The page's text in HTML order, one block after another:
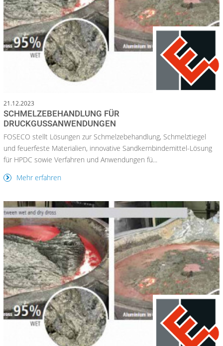
21.12.2023
SCHMELZEBEHANDLUNG FÜR
DRUCKGUSSANWENDUNGEN
FOSECO stellt Lösungen zur Schmelzebehandlung, Schmelztiegel
und feuerfeste Materialien, innovative Sandkernbindemittel-Lösung
für HPDC sowie Verfahren und Anwendungen fü...
Mehr erfahren